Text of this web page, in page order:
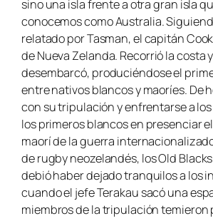
sino una isla frente a otra gran isla
conocemos como Australia.
relatado por Tasman, el capitán
de Nueva Zelanda. Recorrió la costa
desembarcó, produciéndose el
entre nativos blancos y maoríes. De
con su tripulación y enfrentarse a
los primeros blancos en presenciar el
maorí de la guerra
de rugby neozelandés, los Old
debió haber dejado tranquilos a los
cuando el jefe Terakau sacó una
miembros de la tripulación temieron